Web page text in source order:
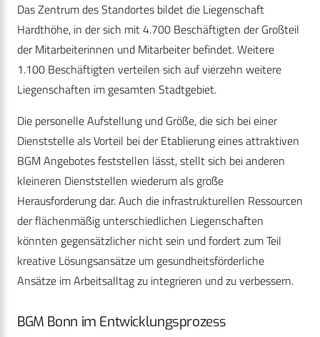
Das Zentrum des Standortes bildet die Liegenschaft
Hardthöhe, in der sich mit 4.700 Beschäftigten der Großteil
der Mitarbeiterinnen und Mitarbeiter befindet. Weitere
1.100 Beschäftigten verteilen sich auf vierzehn weitere
Liegenschaften im gesamten Stadtgebiet.
Die personelle Aufstellung und Größe, die sich bei einer
Dienststelle als Vorteil bei der Etablierung eines attraktiven
BGM Angebotes feststellen lässt, stellt sich bei anderen
kleineren Dienststellen wiederum als große
Herausforderung dar. Auch die infrastrukturellen Ressourcen
der flächenmäßig unterschiedlichen Liegenschaften
könnten gegensätzlicher nicht sein und fordert zum Teil
kreative Lösungsansätze um gesundheitsförderliche
Ansätze im Arbeitsalltag zu integrieren und zu verbessern.
BGM Bonn im Entwicklungsprozess